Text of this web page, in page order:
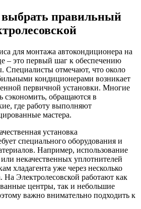
правильный
для монтажа автокондиционера на
– это первый шаг к обеспечению
Специалисты отмечают, что около
кондиционерами возникает
первичной установки. Многие
сэкономить, обращаются в
где работу выполняют
мастера.
установка
специального оборудования и
Например, использование
некачественных уплотнителей
хладагента уже через несколько
На Электролесовской работают как
центры, так и небольшие
важно внимательно подходить к